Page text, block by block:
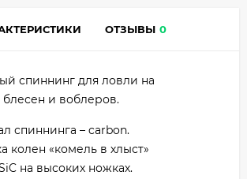
ОТЗЫВЫ 0
спиннинг для ловли на
и воблеров.
спиннинга – carbon.
колен «комель в хлыст»
на высоких ножках.